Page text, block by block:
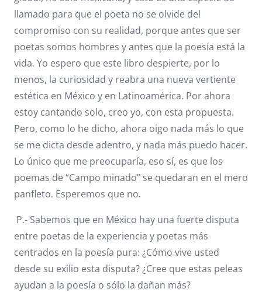
llamado para que el poeta no se olvide del
compromiso con su realidad, porque antes que ser
poetas somos hombres y antes que la poesía está la
vida. Yo espero que este libro despierte, por lo
menos, la curiosidad y reabra una nueva vertiente
estética en México y en Latinoamérica. Por ahora
estoy cantando solo, creo yo, con esta propuesta.
Pero, como lo he dicho, ahora oigo nada más lo que
se me dicta desde adentro, y nada más puedo hacer.
Lo único que me preocuparía, eso sí, es que los
poemas de “Campo minado” se quedaran en el mero
panfleto. Esperemos que no.
P.- Sabemos que en México hay una fuerte disputa
entre poetas de la experiencia y poetas más
centrados en la poesía pura: ¿Cómo vive usted
desde su exilio esta disputa? ¿Cree que estas peleas
ayudan a la poesía o sólo la dañan más?